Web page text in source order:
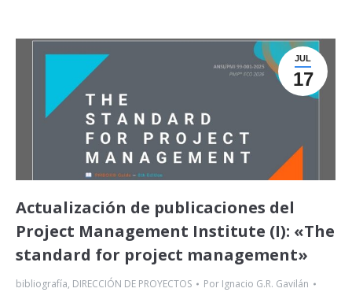
JUL
17
Actualización de publicaciones del
Project Management Institute (I): «The
standard for project management»
bibliografía, DIRECCIÓN DE PROYECTOS Por Ignacio G.R. Gavilán